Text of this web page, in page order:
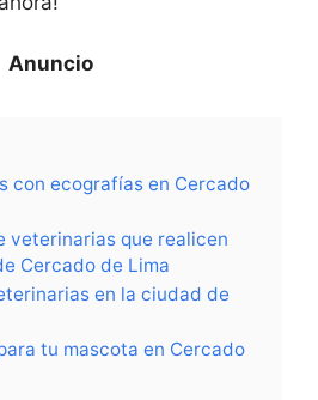
con ecografías en Cercado
veterinarias que realicen
Cercado de Lima
en la ciudad de
tu mascota en Cercado